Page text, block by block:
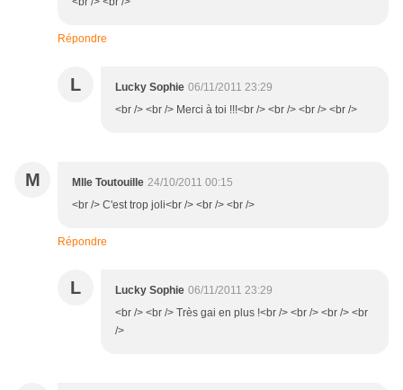
Répondre
L Lucky Sophie 06/11/2011 23:29
<br /> <br /> Merci à toi !!!<br /> <br /> <br /> <br />
M Mlle Toutouille 24/10/2011 00:15
<br /> C'est trop joli<br /> <br /> <br />
Répondre
L Lucky Sophie 06/11/2011 23:29
<br /> <br /> Très gai en plus !<br /> <br /> <br /> <br
/>